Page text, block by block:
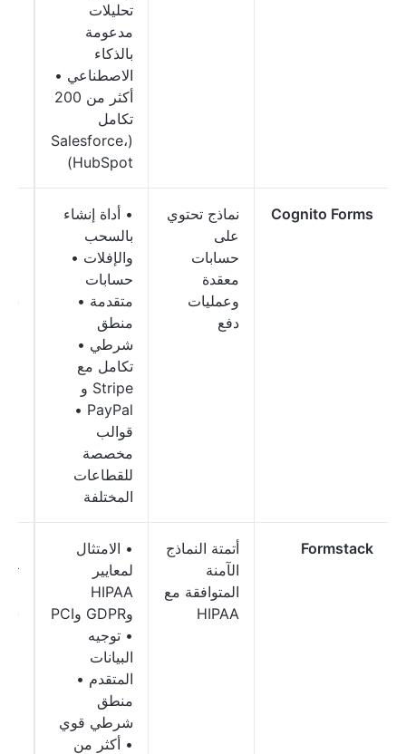
تحليلات
مدعومة
بالذكاء
الاصطناعي •
أكثر من 200
تكامل
(Salesforce،
HubSpot)
Cognito Forms
نماذج تحتوي
على
حسابات
معقدة
وعمليات
دفع
• أداة إنشاء
بالسحب
والإفلات •
حسابات
متقدمة •
منطق
شرطي •
تكامل مع
Stripe و
PayPal •
قوالب
مخصصة
للقطاعات
المختلفة
Formstack
أتمتة النماذج
الآمنة
المتوافقة مع
HIPAA
• الامتثال
لمعايير
HIPAA
وGDPR وPCI
• توجيه
البيانات
المتقدم •
منطق
شرطي قوي
• أكثر من